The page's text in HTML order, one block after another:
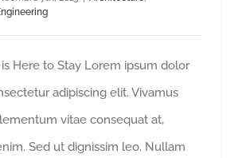
Here to Stay Lorem ipsum dolor
adipiscing elit. Vivamus
vitae consequat at,
Sed ut dignissim leo. Nullam